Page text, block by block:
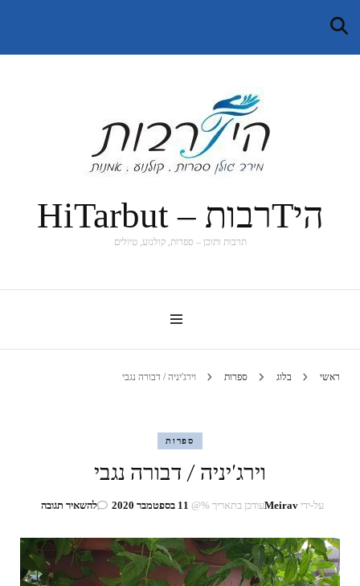
היTרבות – HiTarbut
תרבות ותוכן – ספרות, קולנוע, טיולים
ראשי בלוג ספרות וירג'יניה / דבורה נגבי
ספרות
וירג'יניה / דבורה נגבי
על-ידי Meiravעודכן בתאריך %@ 11 בספטמבר 2020 להשאיר תגובהבנושא
/
דבורה
נגבי